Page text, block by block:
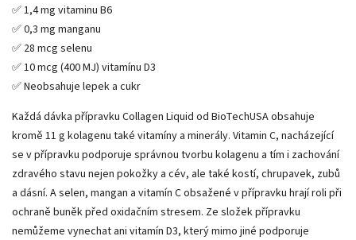
✅ 1,4 mg vitaminu B6
✅ 0,3 mg manganu
✅ 28 mcg selenu
✅ 10 mcg (400 MJ) vitamínu D3
✅ Neobsahuje lepek a cukr
Každá dávka přípravku Collagen Liquid od BioTechUSA obsahuje
kromě 11 g kolagenu také vitamíny a minerály. Vitamin C, nacházející
se v přípravku podporuje správnou tvorbu kolagenu a tím i zachování
zdravého stavu nejen pokožky a cév, ale také kostí, chrupavek, zubů
a dásní. A selen, mangan a vitamín C obsažené v přípravku hrají roli při
ochraně buněk před oxidačním stresem. Ze složek přípravku
nemůžeme vynechat ani vitamín D3, který mimo jiné podporuje